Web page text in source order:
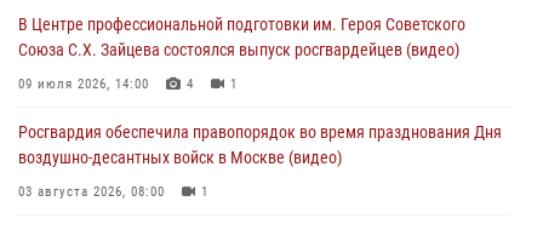
В Центре профессиональной подготовки им. Героя Советского
Союза С.Х. Зайцева состоялся выпуск росгвардейцев (видео)
09 июля 2026, 14:00 4 1
Росгвардия обеспечила правопорядок во время празднования Дня
воздушно-десантных войск в Москве (видео)
03 августа 2026, 08:00 1